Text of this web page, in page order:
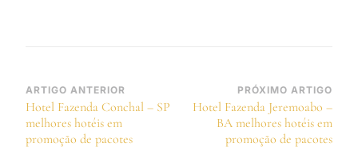
Navegação
de
post
ARTIGO ANTERIOR
Hotel Fazenda Conchal – SP
melhores hotéis em
promoção de pacotes
PRÓXIMO ARTIGO
Hotel Fazenda Jeremoabo –
BA melhores hotéis em
promoção de pacotes